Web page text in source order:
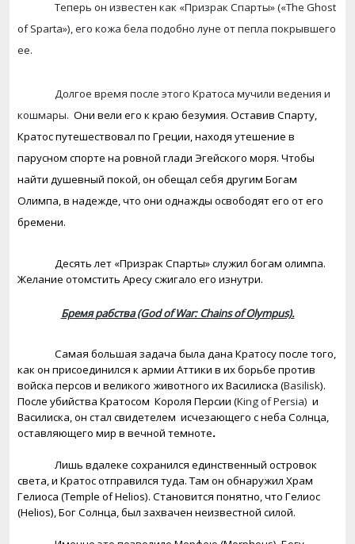
Теперь он известен как «Призрак Спарты» («The Ghost
of Sparta»), его кожа бела подобно луне от пепла покрывшего
ее.
Долгое время после этого Кратоса мучили ведения и
кошмары. Они вели его к краю безумия. Оставив Спарту,
Кратос путешествовал по Греции, находя утешение в
парусном спорте на ровной глади Эгейского моря. Чтобы
найти душевный покой, он обещал себя другим Богам
Олимпа, в надежде, что они однажды освободят его от его
бремени.
Десять лет «Призрак Спарты» служил богам олимпа.
Желание отомстить Аресу сжигало его изнутри.
Бремя рабства(God of War: Chains of Olympus).
Самая большая задача была дана Кратосу после того,
как он присоединился к армии Аттики в их борьбе против
войска персов и великого животного их Василиска (Basilisk).
После убийства Кратосом Короля Персии (King of Persia) и
Василиска, он стал свидетелем исчезающего с неба Солнца,
оставляющего мир в вечной темноте.
Лишь вдалеке сохранился единственный островок
света, и Кратос отправился туда. Там он обнаружил Храм
Гелиоса (Temple of Helios). Становится понятно, что Гелиос
(Helios), Бог Солнца, был захвачен неизвестной силой.